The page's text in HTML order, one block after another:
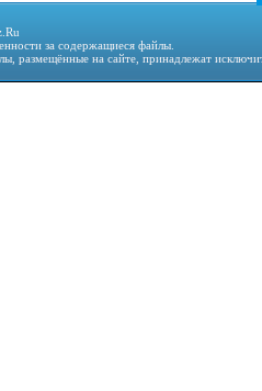
за содержащиеся файлы.
размещённые на сайте, принадлежат